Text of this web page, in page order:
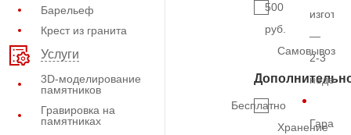
Барельеф
Крест из гранита
Услуги
3D-моделирование
памятников
Гравировка на
памятниках
500
руб.
Самовывоз
Бесплатно
Хранение
—
2-3
недель